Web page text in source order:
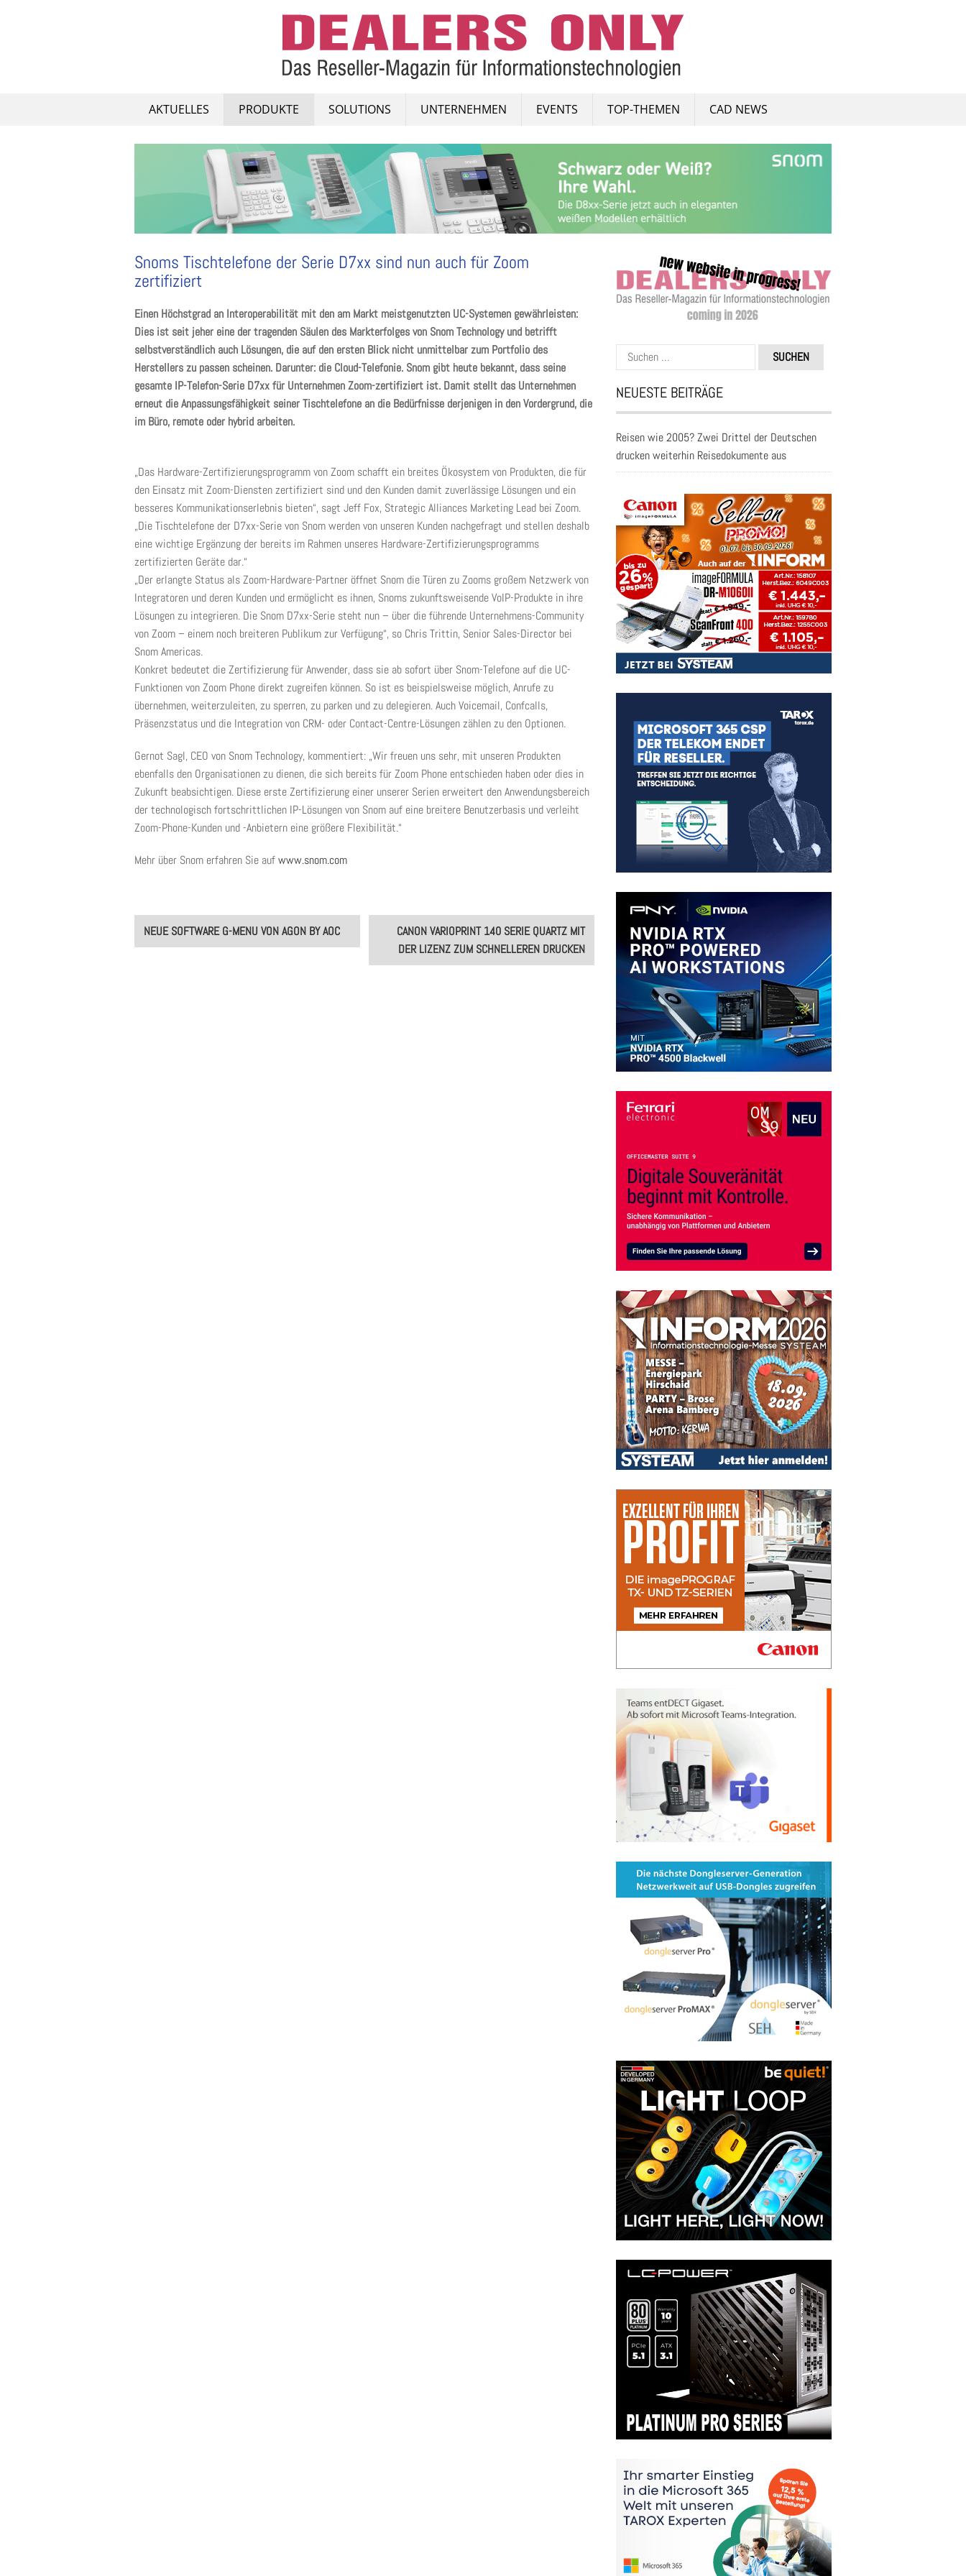
AKTUELLES PRODUKTE SOLUTIONS UNTERNEHMEN EVENTS TOP-THEMEN CAD NEWS
Snoms Tischtelefone der Serie D7xx sind nun auch für Zoom
zertifiziert
Einen Höchstgrad an Interoperabilität mit den am Markt meistgenutzten UC-Systemen gewährleisten:
Dies ist seit jeher eine der tragenden Säulen des Markterfolges von Snom Technology und betrifft
selbstverständlich auch Lösungen, die auf den ersten Blick nicht unmittelbar zum Portfolio des
Herstellers zu passen scheinen. Darunter: die Cloud-Telefonie. Snom gibt heute bekannt, dass seine
gesamte IP-Telefon-Serie D7xx für Unternehmen Zoom-zertifiziert ist. Damit stellt das Unternehmen
erneut die Anpassungsfähigkeit seiner Tischtelefone an die Bedürfnisse derjenigen in den Vordergrund, die
im Büro, remote oder hybrid arbeiten.
„Das Hardware-Zertifizierungsprogramm von Zoom schafft ein breites Ökosystem von Produkten, die für
den Einsatz mit Zoom-Diensten zertifiziert sind und den Kunden damit zuverlässige Lösungen und ein
besseres Kommunikationserlebnis bieten“, sagt Jeff Fox, Strategic Alliances Marketing Lead bei Zoom.
„Die Tischtelefone der D7xx-Serie von Snom werden von unseren Kunden nachgefragt und stellen deshalb
eine wichtige Ergänzung der bereits im Rahmen unseres Hardware-Zertifizierungsprogramms
zertifizierten Geräte dar.“
„Der erlangte Status als Zoom-Hardware-Partner öffnet Snom die Türen zu Zooms großem Netzwerk von
Integratoren und deren Kunden und ermöglicht es ihnen, Snoms zukunftsweisende VoIP-Produkte in ihre
Lösungen zu integrieren. Die Snom D7xx-Serie steht nun – über die führende Unternehmens-Community
von Zoom – einem noch breiteren Publikum zur Verfügung“, so Chris Trittin, Senior Sales-Director bei
Snom Americas.
Konkret bedeutet die Zertifizierung für Anwender, dass sie ab sofort über Snom-Telefone auf die UC-
Funktionen von Zoom Phone direkt zugreifen können. So ist es beispielsweise möglich, Anrufe zu
übernehmen, weiterzuleiten, zu sperren, zu parken und zu delegieren. Auch Voicemail, Confcalls,
Präsenzstatus und die Integration von CRM- oder Contact-Centre-Lösungen zählen zu den Optionen.
Gernot Sagl, CEO von Snom Technology, kommentiert: „Wir freuen uns sehr, mit unseren Produkten
ebenfalls den Organisationen zu dienen, die sich bereits für Zoom Phone entschieden haben oder dies in
Zukunft beabsichtigen. Diese erste Zertifizierung einer unserer Serien erweitert den Anwendungsbereich
der technologisch fortschrittlichen IP-Lösungen von Snom auf eine breitere Benutzerbasis und verleiht
Zoom-Phone-Kunden und -Anbietern eine größere Flexibilität.“
Mehr über Snom erfahren Sie aufwww.snom.com
Post
navigation
NEUE SOFTWARE G-MENU VON AGON BY AOC
CANON VARIOPRINT 140 SERIE QUARTZ MIT
DER LIZENZ ZUM SCHNELLEREN DRUCKEN
Suchen
nach:
NEUESTE BEITRÄGE
Reisen wie 2005? Zwei Drittel der Deutschen
drucken weiterhin Reisedokumente aus